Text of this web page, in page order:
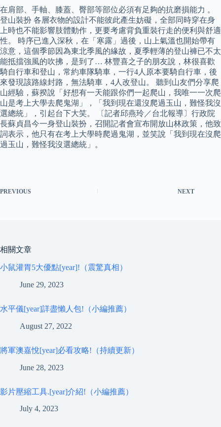
在肩部、手軸、膝蓋、臀部等部位必須有足夠的抗磨損能力 。
登山裝扮 各層衣物的設計不能彼此產生妨礙，全部同時穿在身
上時也不能影響肢體動作，更要考慮背負重裝行走的便利與舒適
性。 時序已進入深秋，在「寒露」過後，山上氣溫也開始帶有
涼意，這個季節因為東北季風的緣故，夏季輕薄的登山褲已不太
能抵擋強風的吹拂，是到了… 林豐喜之子的朋友說，林很喜歡
騎自行車和登山，常約車隊騎車，一行4人原本要騎自行車，後
來發現該路線封路，無法騎車，4人改登山。 聽到山友們分享爬
山經驗，蘇揆說「好想有一天能跟你們一起爬山，我唯一一次爬
山是考上大學去爬鬼湖」，「我到現在還沒爬過玉山，難怪我沒
選總統」，引起台下大笑。 〔記者邱燕玲／台北報導〕行政院
長蘇貞昌今一身登山裝扮，召開記者會宣布開放山林政策，他致
詞表示，他只有在考上大學時爬過鬼湖，並笑說「我到現在沒爬
過玉山，難怪我沒選總統」。
PREVIOUS NEXT
相關文章
小鼠灌胃5大優點[year]!（震驚真相）
June 29, 2023
水平儀[year]詳盡懶人包!（小編推薦）
August 27, 2022
將軍澳嘉悅[year]必看攻略!（持續更新）
June 28, 2023
影片壓縮工具.[year]介紹!（小編推薦）
July 4, 2023